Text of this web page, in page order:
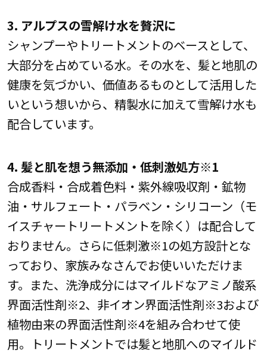
3. アルプスの雪解け水を贅沢に
シャンプーやトリートメントのベースとして、
大部分を占めている水。その水を、髪と地肌の
健康を気づかい、価値あるものとして活用した
いという想いから、精製水に加えて雪解け水も
配合しています。
4. 髪と肌を想う無添加・低刺激処方※1
合成香料・合成着色料・紫外線吸収剤・鉱物
油・サルフェート・パラベン・シリコーン（モ
イスチャートリートメントを除く）は配合して
おりません。さらに低刺激※1の処方設計とな
っており、家族みなさんでお使いいただけま
す。また、洗浄成分にはマイルドなアミノ酸系
界面活性剤※2、非イオン界面活性剤※3および
植物由来の界面活性剤※4を組み合わせて使
用。トリートメントでは髪と地肌へのマイルド